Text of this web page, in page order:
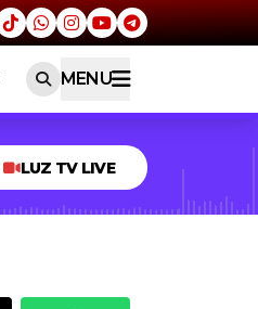
MENU
LUZ TV LIVE